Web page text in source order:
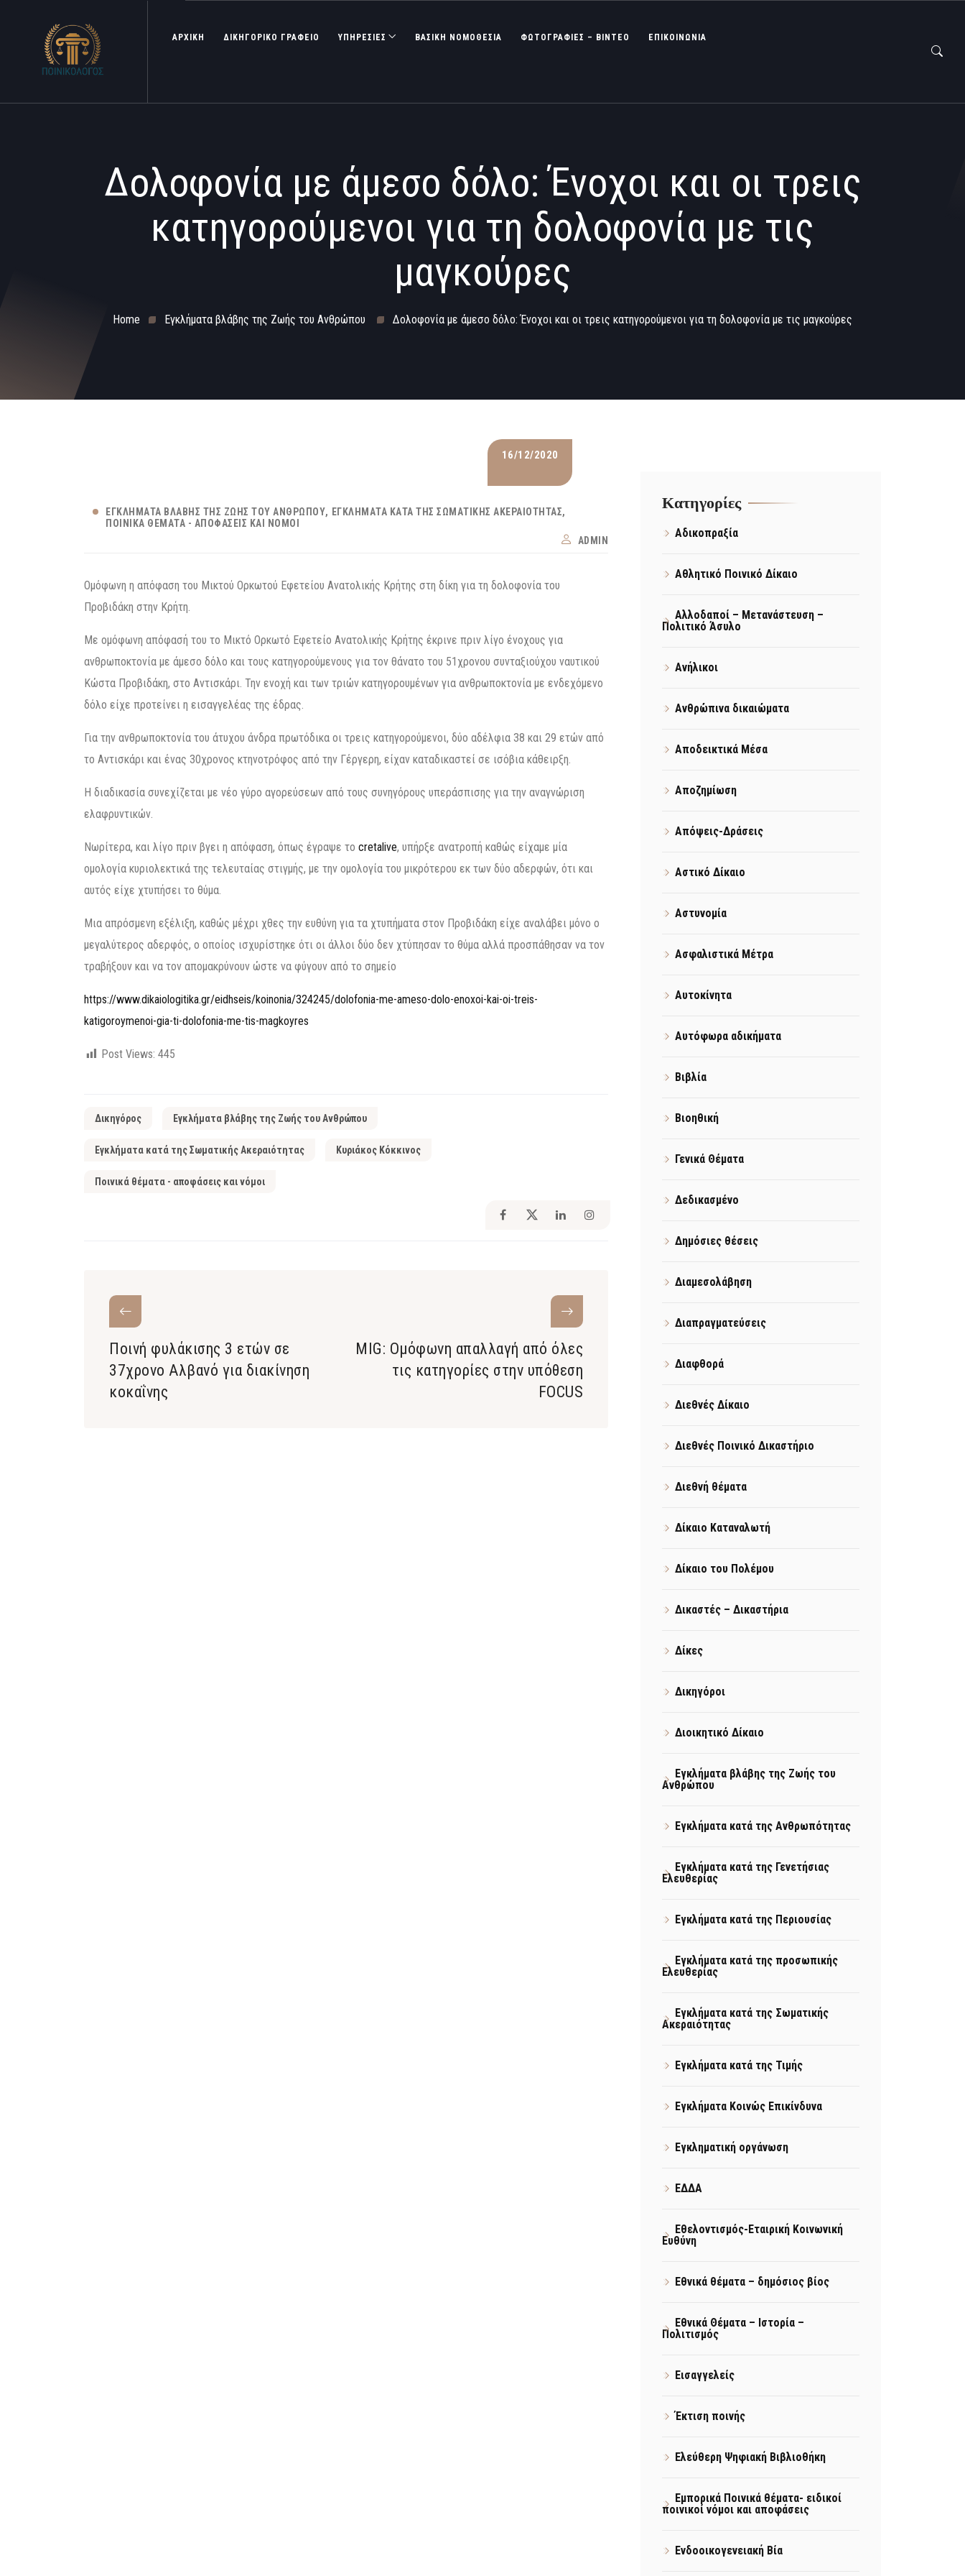
ΑΡΧΙΚΗ ΔΙΚΗΓΟΡΙΚΟ ΓΡΑΦΕΙΟ ΥΠΗΡΕΣΙΕΣ ΒΑΣΙΚΉ ΝΟΜΟΘΕΣΊΑ ΦΩΤΟΓΡΑΦΊΕΣ – ΒΊΝΤΕΟ ΕΠΙΚΟΙΝΩΝΙΑ
Δολοφονία με άμεσο δόλο: Ένοχοι και οι τρεις
κατηγορούμενοι για τη δολοφονία με τις
μαγκούρες
Home Εγκλήματα βλάβης της Ζωής του Ανθρώπου Δολοφονία με άμεσο δόλο: Ένοχοι και οι τρεις κατηγορούμενοι για τη δολοφονία με τις μαγκούρες
16/12/2020
ΕΓΚΛΉΜΑΤΑ ΒΛΆΒΗΣ ΤΗΣ ΖΩΉΣ ΤΟΥ ΑΝΘΡΏΠΟΥ
ΕΓΚΛΉΜΑΤΑ ΚΑΤΆ ΤΗΣ ΣΩΜΑΤΙΚΉΣ ΑΚΕΡΑΙΌΤΗΤΑΣ
ΠΟΙΝΙΚΆ ΘΈΜΑΤΑ - ΑΠΟΦΆΣΕΙΣ ΚΑΙ ΝΌΜΟΙ
ADMIN
Ομόφωνη η απόφαση του Μικτού Ορκωτού Εφετείου Ανατολικής Κρήτης στη δίκη για τη δολοφονία του
Προβιδάκη στην Κρήτη.
Με ομόφωνη απόφασή του το Μικτό Ορκωτό Εφετείο Ανατολικής Κρήτης έκρινε πριν λίγο ένοχους για
ανθρωποκτονία με άμεσο δόλο και τους κατηγορούμενους για τον θάνατο του 51χρονου συνταξιούχου ναυτικού
Κώστα Προβιδάκη, στο Αντισκάρι. Την ενοχή και των τριών κατηγορουμένων για ανθρωποκτονία με ενδεχόμενο
δόλο είχε προτείνει η εισαγγελέας της έδρας.
Για την ανθρωποκτονία του άτυχου άνδρα πρωτόδικα οι τρεις κατηγορούμενοι, δύο αδέλφια 38 και 29 ετών από
το Αντισκάρι και ένας 30χρονος κτηνοτρόφος από την Γέργερη, είχαν καταδικαστεί σε ισόβια κάθειρξη.
Η διαδικασία συνεχίζεται με νέο γύρο αγορεύσεων από τους συνηγόρους υπεράσπισης για την αναγνώριση
ελαφρυντικών.
Νωρίτερα, και λίγο πριν βγει η απόφαση, όπως έγραψε το cretalive, υπήρξε ανατροπή καθώς είχαμε μία
ομολογία κυριολεκτικά της τελευταίας στιγμής, με την ομολογία του μικρότερου εκ των δύο αδερφών, ότι και
αυτός είχε χτυπήσει το θύμα.
Μια απρόσμενη εξέλιξη, καθώς μέχρι χθες την ευθύνη για τα χτυπήματα στον Προβιδάκη είχε αναλάβει μόνο ο
μεγαλύτερος αδερφός, ο οποίος ισχυρίστηκε ότι οι άλλοι δύο δεν χτύπησαν το θύμα αλλά προσπάθησαν να τον
τραβήξουν και να τον απομακρύνουν ώστε να φύγουν από το σημείο
https://www.dikaiologitika.gr/eidhseis/koinonia/324245/dolofonia-me-ameso-dolo-enoxoi-kai-oi-treis-
katigoroymenoi-gia-ti-dolofonia-me-tis-magkoyres
Post Views: 445
Δικηγόρος Εγκλήματα βλάβης της Ζωής του Ανθρώπου
Εγκλήματα κατά της Σωματικής Ακεραιότητας Κυριάκος Κόκκινος
Ποινικά θέματα - αποφάσεις και νόμοι
Ποινή φυλάκισης 3 ετών σε
37χρονο Αλβανό για διακίνηση
κοκαΐνης
MIG: Ομόφωνη απαλλαγή από όλες
τις κατηγορίες στην υπόθεση
FOCUS
Kατηγορίες
Αδικοπραξία
Αθλητικό Ποινικό Δίκαιο
Αλλοδαποί – Μετανάστευση –
Πολιτικό Άσυλο
Ανήλικοι
Ανθρώπινα δικαιώματα
Αποδεικτικά Μέσα
Αποζημίωση
Απόψεις-Δράσεις
Αστικό Δίκαιο
Αστυνομία
Ασφαλιστικά Μέτρα
Αυτοκίνητα
Αυτόφωρα αδικήματα
Βιβλία
Βιοηθική
Γενικά Θέματα
Δεδικασμένο
Δημόσιες θέσεις
Διαμεσολάβηση
Διαπραγματεύσεις
Διαφθορά
Διεθνές Δίκαιο
Διεθνές Ποινικό Δικαστήριο
Διεθνή θέματα
Δίκαιο Καταναλωτή
Δίκαιο του Πολέμου
Δικαστές – Δικαστήρια
Δίκες
Δικηγόροι
Διοικητικό Δίκαιο
Εγκλήματα βλάβης της Ζωής του
Ανθρώπου
Εγκλήματα κατά της Ανθρωπότητας
Εγκλήματα κατά της Γενετήσιας
Ελευθερίας
Εγκλήματα κατά της Περιουσίας
Εγκλήματα κατά της προσωπικής
Ελευθερίας
Εγκλήματα κατά της Σωματικής
Ακεραιότητας
Εγκλήματα κατά της Τιμής
Εγκλήματα Κοινώς Επικίνδυνα
Εγκληματική οργάνωση
ΕΔΔΑ
Εθελοντισμός-Εταιρική Κοινωνική
Ευθύνη
Εθνικά θέματα – δημόσιος βίος
Εθνικά Θέματα – Ιστορία –
Πολιτισμός
Εισαγγελείς
Έκτιση ποινής
Ελεύθερη Ψηφιακή Βιβλιοθήκη
Εμπορικά Ποινικά θέματα- ειδικοί
ποινικοί νόμοι και αποφάσεις
Ενδοοικογενειακή Βία